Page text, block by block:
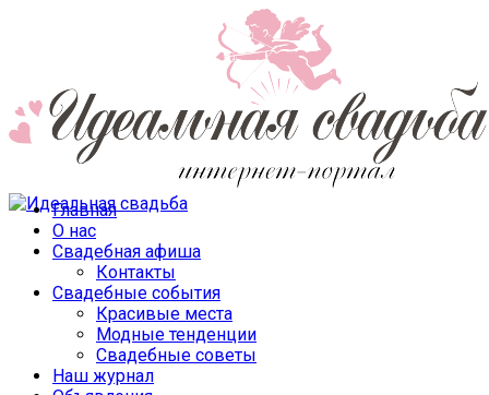
Главная
О нас
Свадебная афиша
Контакты
Свадебные события
Красивые места
Модные тенденции
Свадебные советы
Наш журнал